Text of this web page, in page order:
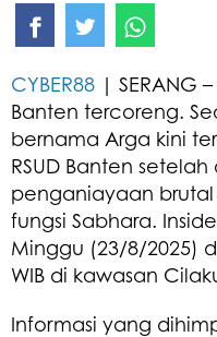
CYBER88 | SERANG
Banten tercoreng.
bernama Arga kini
RSUD Banten
penganiayaan
fungsi Sabhara.
Minggu (23/8/2025)
WIB di kawasan
Informasi yang